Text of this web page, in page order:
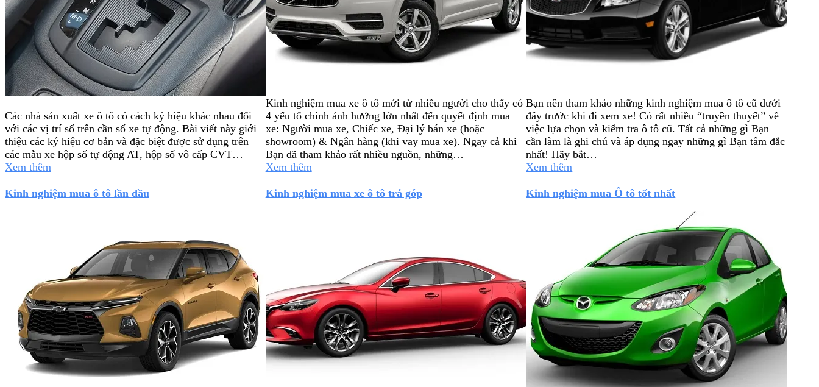
Các nhà sản xuất xe ô tô có cách ký hiệu khác nhau đối
với các vị trí số trên cần số xe tự động. Bài viết này giới
thiệu các ký hiệu cơ bản và đặc biệt được sử dụng trên
các mẫu xe hộp số tự động AT, hộp số vô cấp CVT…
Xem thêm
Kinh nghiệm mua xe ô tô mới từ nhiều người cho thấy có
4 yếu tố chính ảnh hưởng lớn nhất đến quyết định mua
xe: Người mua xe, Chiếc xe, Đại lý bán xe (hoặc
showroom) & Ngân hàng (khi vay mua xe). Ngay cả khi
Bạn đã tham khảo rất nhiều nguồn, những…
Xem thêm
Bạn nên tham khảo những kinh nghiệm mua ô tô cũ dưới
đây trước khi đi xem xe! Có rất nhiều “truyền thuyết” về
việc lựa chọn và kiểm tra ô tô cũ. Tất cả những gì Bạn
cần làm là ghi chú và áp dụng ngay những gì Bạn tâm đắc
nhất! Hãy bắt…
Xem thêm
Kinh nghiệm mua ô tô lần đầu Kinh nghiệm mua xe ô tô trả góp Kinh nghiệm mua Ô tô tốt nhất